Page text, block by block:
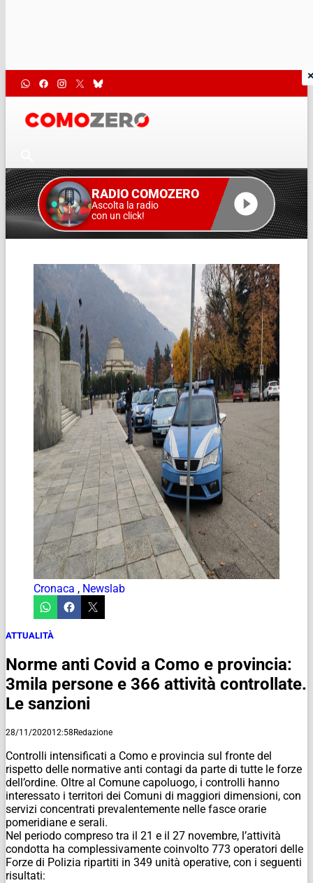
RADIO COMOZERO
Ascolta la radio
con un click!
Cronaca , Newslab
ATTUALITÀ
Norme anti Covid a Como e provincia:
3mila persone e 366 attività controllate.
Le sanzioni
28/11/202012:58Redazione
Controlli intensificati a Como e provincia sul fronte del
rispetto delle normative anti contagi da parte di tutte le forze
dell’ordine. Oltre al Comune capoluogo, i controlli hanno
interessato i territori dei Comuni di maggiori dimensioni, con
servizi concentrati prevalentemente nelle fasce orarie
pomeridiane e serali.
Nel periodo compreso tra il 21 e il 27 novembre, l’attività
condotta ha complessivamente coinvolto 773 operatori delle
Forze di Polizia ripartiti in 349 unità operative, con i seguenti
risultati: